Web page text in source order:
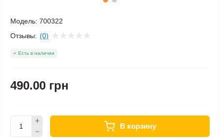
Модель: 700322
Отзывы: (0)
Есть в наличии
490.00 грн
В корзину